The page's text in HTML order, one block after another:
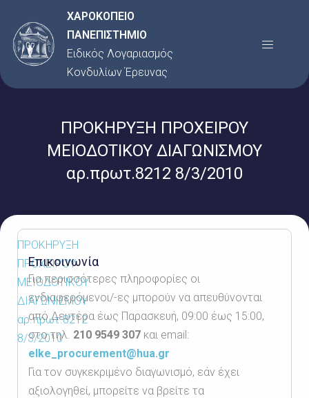
στο
περιεχόμενο
ΧΑΡΟΚΟΠΕΙΟ
ΠΑΝΕΠΙΣΤΗΜΙΟ
Ειδικός Λογαριασμός
Κονδυλίων Έρευνας
Menu
ΠΡΟΚΗΡΥΞΗ ΠΡΟΧΕΙΡΟΥ
ΜΕΙΟΔΟΤΙΚΟΥ ΔΙΑΓΩΝΙΣΜΟΥ
αρ.πρωτ.8212 8/3/2010
ΠΡΟΚΗΡΥΞΗ
ΠΡΟΧΕΙΡΟΥ
ΜΕΙΟΔΟΤΙΚΟΥ
ΔΙΑΓΩΝΙΣΜΟΥ
αρ.πρωτ.8212
8/3/2010
Επικοινωνία
Για περισσότερες πληροφορίες οι
ενδιαφερόμενοι/-ες μπορούν να απευθύνονται
από Δευτέρα έως Παρασκευή, 09:00 έως 15:00,
στο τηλ. 210 9549 307 και email:
elke_procurement@hua.gr
Για τον συγκεκριμένο διαγωνισμό, εάν έχει
αξιολογηθεί, μπορείτε να βρείτε τα